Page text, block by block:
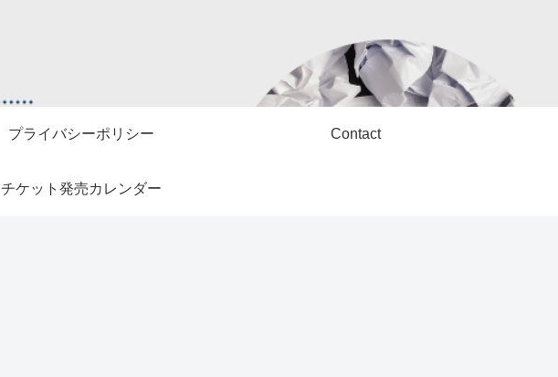
プライバシーポリシー Contact
チケット発売カレンダー